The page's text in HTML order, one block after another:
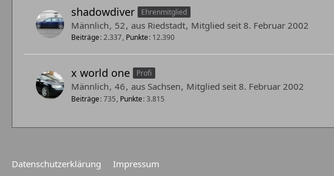
shadowdiver Ehrenmitglied
Männlich 52 aus Riedstadt Mitglied seit 8. Februar 2002
Beiträge 2.337 Punkte 12.390
x world one Profi
Männlich 46 aus Sachsen Mitglied seit 8. Februar 2002
Beiträge 735 Punkte 3.815
Datenschutzerklärung Impressum